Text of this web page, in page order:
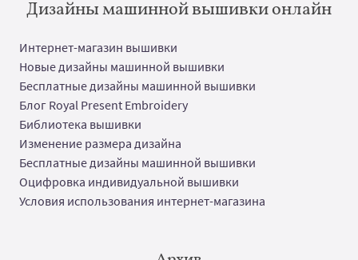
Дизайны машинной вышивки онлайн
Интернет-магазин вышивки
Новые дизайны машинной вышивки
Бесплатные дизайны машинной вышивки
Блог Royal Present Embroidery
Библиотека вышивки
Изменение размера дизайна
Бесплатные дизайны машинной вышивки
Оцифровка индивидуальной вышивки
Условия использования интернет-магазина